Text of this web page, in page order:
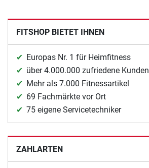
FITSHOP BIETET IHNEN
Europas Nr. 1 für Heimfitness
über 4.000.000 zufriedene Kunden
Mehr als 7.000 Fitnessartikel
69 Fachmärkte vor Ort
75 eigene Servicetechniker
ZAHLARTEN